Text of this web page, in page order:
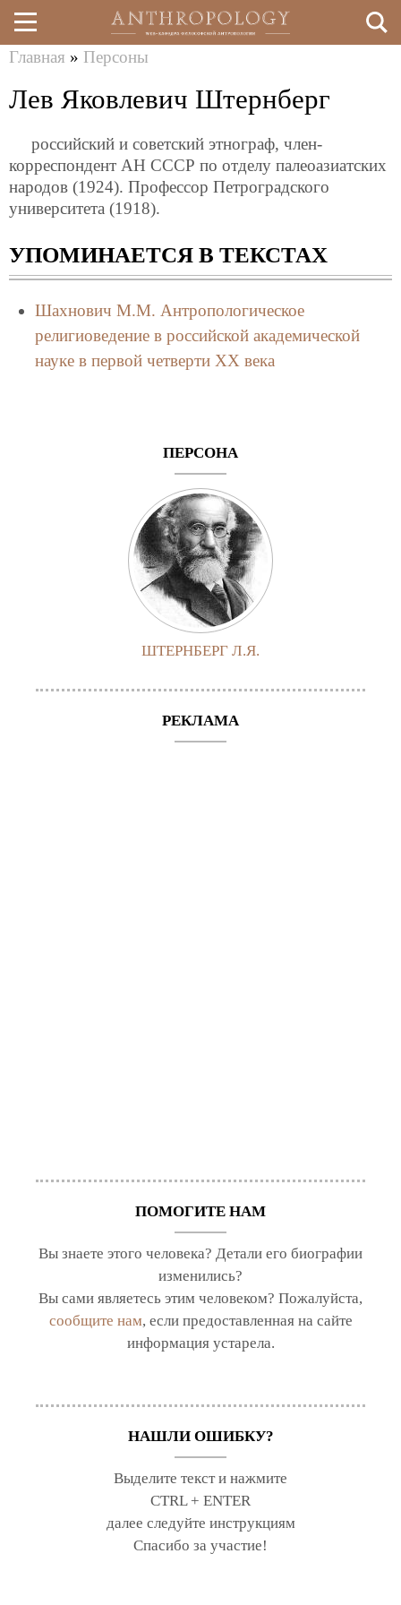
Перейти
к
содержанию
здесь
Главная » Персоны
Лев Яковлевич Штернберг
российский и советский этнограф, член-
корреспондент АН СССР по отделу палеоазиатских
народов (1924). Профессор Петроградского
университета (1918).
УПОМИНАЕТСЯ В ТЕКСТАХ
Шахнович М.М. Антропологическое
религиоведение в российской академической
науке в первой четверти ХХ века
ПЕРСОНА
ШТЕРНБЕРГ Л.Я.
РЕКЛАМА
ПОМОГИТЕ НАМ
Вы знаете этого человека? Детали его биографии
изменились?
Вы сами являетесь этим человеком? Пожалуйста,
сообщите нам, если предоставленная на сайте
информация устарела.
НАШЛИ ОШИБКУ?
Выделите текст и нажмите
CTRL + ENTER
далее следуйте инструкциям
Спасибо за участие!